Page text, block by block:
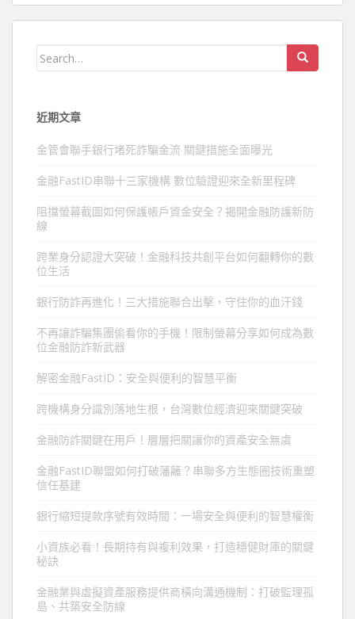
Search
近期文章
金管會聯手銀行堵死詐騙金流 關鍵措施全面曝光
金融FastID串聯十三家機構 數位驗證迎來全新里程碑
阻擋螢幕截圖如何保護帳戶資金安全？揭開金融防護新防
線
跨業身分認證大突破！金融科技共創平台如何翻轉你的數
位生活
銀行防詐再進化！三大措施聯合出擊，守住你的血汗錢
不再讓詐騙集團偷看你的手機！限制螢幕分享如何成為數
位金融防詐新武器
解密金融FastID：安全與便利的智慧平衡
跨機構身分識別落地生根，台灣數位經濟迎來關鍵突破
金融防詐關鍵在用戶！層層把關讓你的資產安全無虞
金融FastID聯盟如何打破藩籬？串聯多方生態圈技術重塑
信任基建
銀行縮短提款序號有效時間：一場安全與便利的智慧權衡
小資族必看！長期持有與複利效果，打造穩健財庫的關鍵
秘訣
金融業與虛擬資產服務提供商橫向溝通機制：打破監理孤
島、共築安全防線